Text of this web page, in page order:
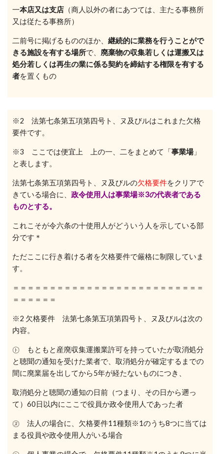
一本店又は支店 （商人以外の者にあつては、主たる事務所
又は従たる事務所）
二前号に掲げるもののほか、 継続的に業務を行うことがで
きる施設を有する場所で、 廃棄物の収集若しくは運搬又は
処分若しくは再生の業に係る契約を締結する権限を有する
者を置くもの
※2 法第七条第五項第四号ト、ヌ及びルはこれまた欠格
要件です。
※3 ここでは便宜上 上の一、二をまとめて「事業場」
と表します。
法第七条第五項第四号ト、ヌ及びルの欠格要件をクリアで
きている場合に、 政令使用人は事業場※3の代表者である
ものとする。
これこそが令六条の十使用人がどういう人を示している部
分です ＊
ただここに行き着ける者を欠格要件で厳格に制限していま
す。
＝＝＝＝＝＝＝＝＝＝＝＝＝＝＝＝＝＝＝＝＝＝＝＝＝＝
＝＝＝＝＝＝
※2 欠格要件 法第七条第五項第四号ト、ヌ及びルは次の
内容。
㋣
もともと産廃収集運搬業許可を持っていたが取消処分
と聴聞の通知を受けた業者で、取消処分が確定するまでの
間に廃業届を出してから5年が経たないものにつき、
取消処分と聴聞の通知の日前（つまり、その日から遡っ
て）60日以内にここで役員か政令使用人であった者
㋦ 法人の場合に、欠格要件11種類※1のうち8つに当ては
まる役員や政令使用人がいる場合